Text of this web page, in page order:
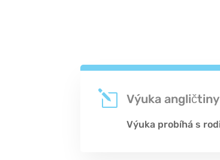
l Výuka angličtiny
Výuka probíhá s